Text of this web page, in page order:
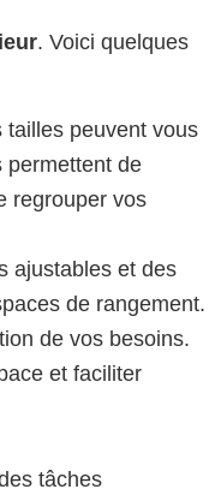
. Voici quelques
tailles peuvent vous
permettent de
regrouper vos
ajustables et des
de rangement.
de vos besoins.
et faciliter
tâches